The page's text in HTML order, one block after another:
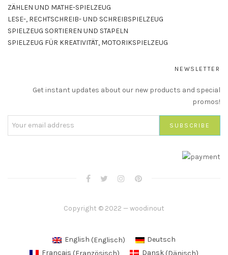
ZÄHLEN UND MATHE-SPIELZEUG
LESE-, RECHTSCHREIB- UND SCHREIBSPIELZEUG
SPIELZEUG SORTIEREN UND STAPELN
SPIELZEUG FÜR KREATIVITÄT, MOTORIKSPIELZEUG
NEWSLETTER
Get instant updates about our new products and special
promos!
Copyright © 2022 — woodinout
English (Englisch)
Deutsch
Français (Französisch) Dansk(Dänisch)